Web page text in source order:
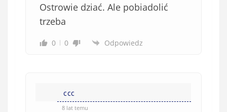
Ostrowie dziać. Ale pobiadolić
trzeba
0 0 Odpowiedz
ccc
8 lat temu